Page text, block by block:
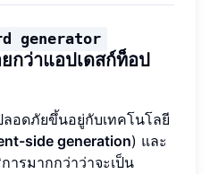
generator
กว่าแอปเดสก์ท็อป
อดภัยขึ้นอยู่กับเทคโนโลยี
side generation) และ
ารมากกว่าว่าจะเป็น